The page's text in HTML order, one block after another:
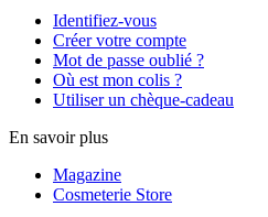
Identifiez-vous
Créer votre compte
Mot de passe oublié ?
Où est mon colis ?
Utiliser un chèque-cadeau
En savoir plus
Magazine
Cosmeterie Store